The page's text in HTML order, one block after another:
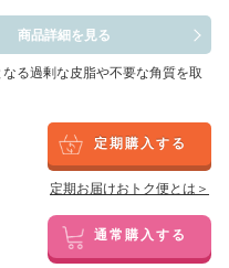
商品詳細を見る
る過剰な皮脂や不要な角質を取
定期購入する
定期お届けおトク便とは＞
通常購入する